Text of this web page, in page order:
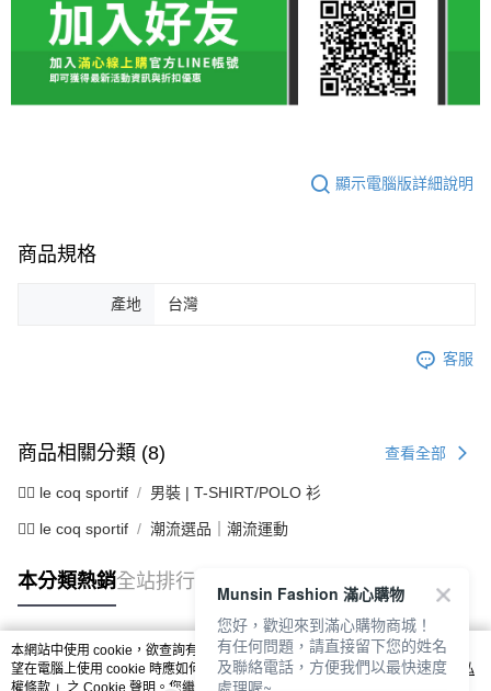
顯示電腦版詳細說明
商品規格
產地 台灣
客服
商品相關分類 (8) 查看全部
🚴‍♂️ le coq sportif 男裝 | T-SHIRT/POLO 衫
🚴‍♂️ le coq sportif 潮流選品｜潮流運動
本分類熱銷全站排行
熱門標籤
本網站中使用 cookie，欲查詢有關本網站使用 cookie 方式之詳情，及若您不希
望在電腦上使用 cookie 時應如何變更電腦的 cookie 設定，請參閱本網站「
隱私
權條款 」之 Cookie 聲明。您繼續使用本網站即表示您同意本公司得按本網站使
Munsin Fashion 滿心購物
您好，歡迎來到滿心購物商城！
有任何問題，請直接留下您的姓名
及聯絡電話，方便我們以最快速度
處理喔~